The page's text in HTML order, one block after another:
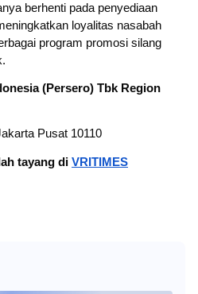
berhenti pada penyediaan
loyalitas nasabah
program promosi silang
(Persero) Tbk Region
Pusat 10110
tayang di VRITIMES